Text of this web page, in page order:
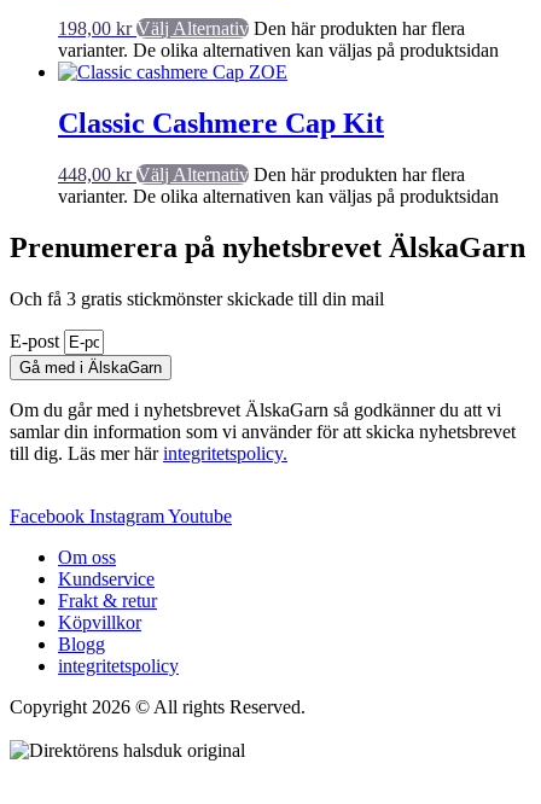
198,00 kr Välj Alternativ Den här produkten har flera
varianter. De olika alternativen kan väljas på produktsidan
Classic Cashmere Cap Kit
448,00 kr Välj Alternativ Den här produkten har flera
varianter. De olika alternativen kan väljas på produktsidan
Prenumerera på nyhetsbrevet ÄlskaGarn
Och få 3 gratis stickmönster skickade till din mail
E-post
Gå med i ÄlskaGarn
Om du går med i nyhetsbrevet ÄlskaGarn så godkänner du att vi
samlar din information som vi använder för att skicka nyhetsbrevet
till dig. Läs mer härintegritetspolicy.
Facebook InstagramYoutube
Om oss
Kundservice
Frakt & retur
Köpvillkor
Blogg
integritetspolicy
Copyright 2026 © All rights Reserved.